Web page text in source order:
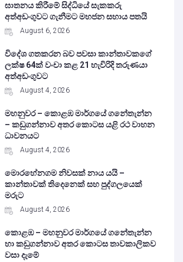
ඝාතනය කිරීමේ සිද්ධියේ සැකකරු
අත්අඩංගුවට ගැනීමට මහජන සහාය පතයි
August 6, 2026
විදේශ ගතකරන බව පවසා කාන්තාවකගේ
ලක්ෂ 64ක් වංචා කළ 21 හැවිරිදි තරුණයා
අත්අඩංගුවට
August 4, 2026
මහනුවර – කොළඹ මාර්ගයේ ගනේතැන්න
– කඩුගන්නාව අතර කොටස යළි රථ වාහන
ධාවනයට
August 4, 2026
මොරහේනගම නිවසක් නාය යයි –
කාන්තාවක් තිදෙනෙක් සහ පුද්ගලයෙක්
මරුට
August 4, 2026
කොළඹ – මහනුවර මාර්ගයේ ගනේතැන්න
හා කඩුගන්නාව අතර කොටස තාවකාලිකව
වසා දැමේ